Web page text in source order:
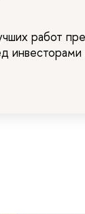
работ